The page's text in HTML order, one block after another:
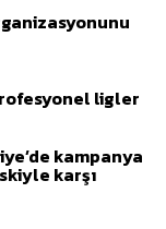
ligler
kampanya
karşı